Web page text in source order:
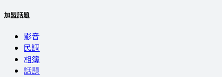
加盟話題
影音
民調
相簿
話題